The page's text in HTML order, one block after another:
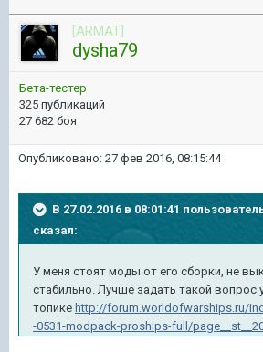
[ARMAT]
dysha79
Бета-тестер
325 публикаций
27 682 боя
Опубликовано: 27 фев 2016, 08:15:44
В 27.02.2016 в 08:01:41
сказал:
У меня стоят моды от его сборки, не
стабильно. Лучше задать такой вопрос
топике http://forum.worldofwarships.ru/
-0531-modpack-proships-full/